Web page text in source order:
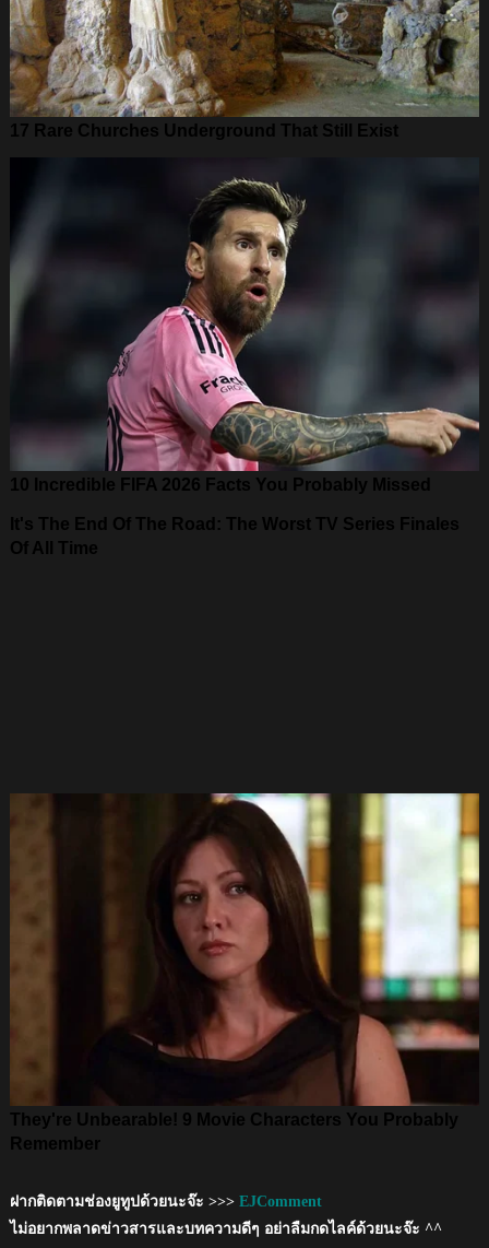
ฝากติดตามช่องยูทูปด้วยนะจ๊ะ >>> EJComment
ไม่อยากพลาดข่าวสารและบทความดีๆ อย่าลืมกดไลค์ด้วยนะจ๊ะ ^^